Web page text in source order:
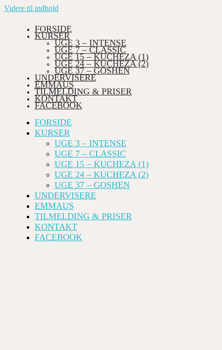
Videre til indhold
FORSIDE
KURSER
UGE 3 – INTENSE
UGE 7 – CLASSIC
UGE 15 – KUCHEZA (1)
UGE 24 – KUCHEZA (2)
UGE 37 – GOSHEN
UNDERVISERE
EMMAUS
TILMELDING & PRISER
KONTAKT
FACEBOOK
FORSIDE
KURSER
UGE 3 – INTENSE
UGE 7 – CLASSIC
UGE 15 – KUCHEZA (1)
UGE 24 – KUCHEZA (2)
UGE 37 – GOSHEN
UNDERVISERE
EMMAUS
TILMELDING & PRISER
KONTAKT
FACEBOOK